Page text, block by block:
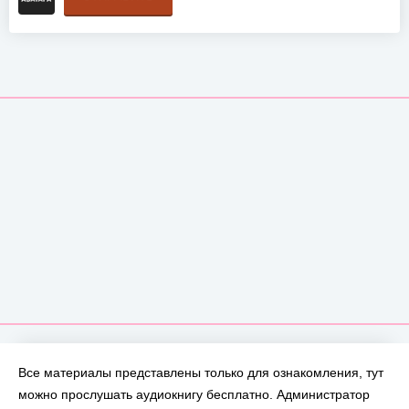
Все материалы представлены только для ознакомления, тут
можно прослушать аудиокнигу бесплатно. Администратор